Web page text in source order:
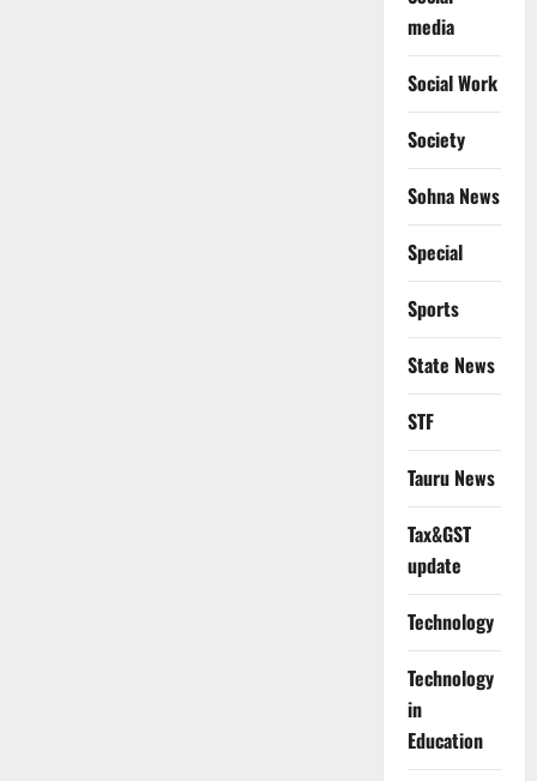
media
Social Work
Society
Sohna News
Special
Sports
State News
STF
Tauru News
Tax&GST
update
Technology
Technology
in
Education